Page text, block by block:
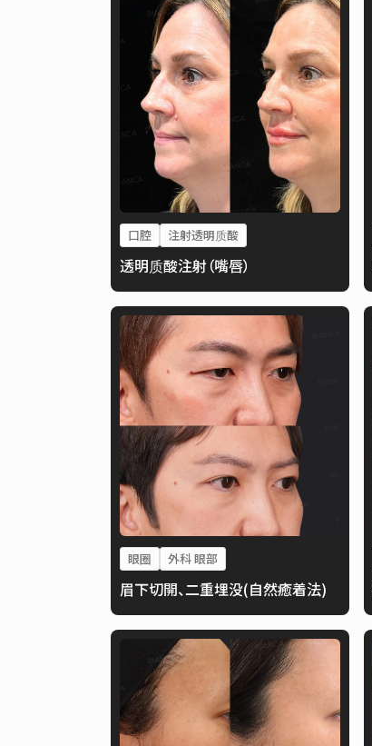
口腔 注射透明质酸
透明质酸注射（嘴唇）
眼圈 外科 眼部
眉下切開、二重埋没(自然癒着法)